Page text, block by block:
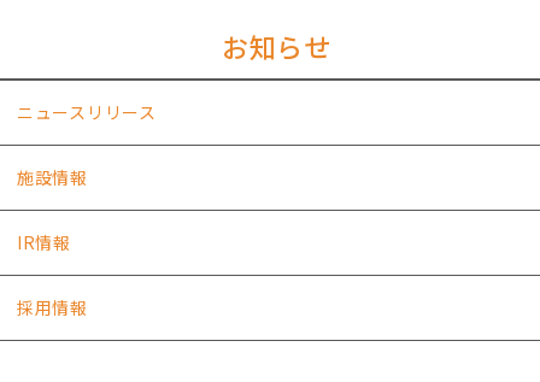
お知らせ
ニュースリリース
施設情報
IR情報
採用情報